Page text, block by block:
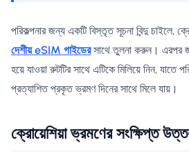
পরিকল্পনার জন্য একটি বিস্তৃত সূচনা বিন্দু চাইলে,
দেশীয় eSIM গাইডেরসাথে তুলনা করুন। এরপর
হয়ে যাওয়া রুটটির সাথে এটিকে মিলিয়ে নিন, যাতে
প্রত্যাশিত প্রকৃত ভ্রমণ দিনের সাথে মিলে যায়।
ক্রোয়েশিয়া ভ্রমণের সংক্ষিপ্ত